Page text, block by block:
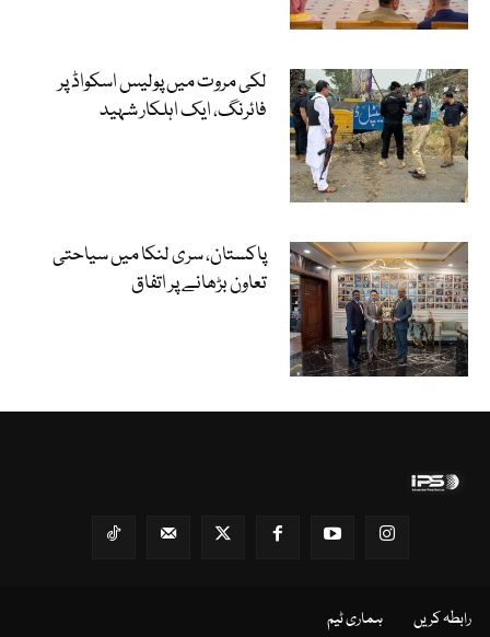
لکی مروت میں پولیس اسکواڈ پر
فائرنگ، ایک اہلکار شہید
پاکستان، سری لنکا میں سیاحتی
تعاون بڑھانے پر اتفاق
رابطہ کریں ہماری ٹیم